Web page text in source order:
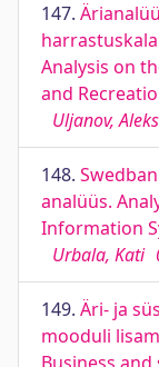
147.
Analysis on
and
Uljanov,
148.
analüüs.
Information
Urbala, Kati
149. Äri- ja
mooduli